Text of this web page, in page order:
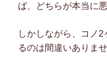
ば、どちらが本当に
しかしながら、コノ2
るのは間違いありませ